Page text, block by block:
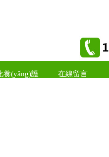
養(yǎng)護 在線留言